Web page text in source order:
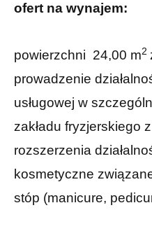
ofert na wynajem:
powierzchni 24,00 m2
prowadzenie
usługowej w
zakładu fryzjerskiego
rozszerzenia
kosmetyczne
stóp (manicure,